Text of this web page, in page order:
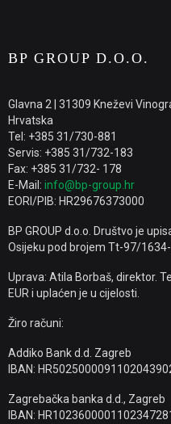
BP GROUP D.O.O.
Glavna 2 | 31309 Kneževi
Hrvatska
Tel: +385 31/730-881
Servis: +385 31/732-183
Fax: +385 31/732- 178
E-Mail: info@bp-group.hr
EORI/PIB: HR29676373000
BP GROUP d.o.o. Društvo je
Osijeku pod brojem Tt-97/1634-
Uprava: Atila Borbaš, direktor.
EUR i uplaćen je u cijelosti.
Žiro računi:
Addiko Bank d.d. Zagreb
IBAN:
Zagrebačka banka d.d., Zagreb
IBAN: